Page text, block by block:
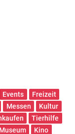
Events
Freizeit
Messen
Kultur
Tierhilfe
Museum
Kino